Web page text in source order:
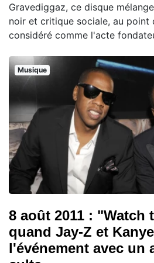
Gravediggaz, ce disque
noir et critique sociale, au point
considéré comme l'acte
Musique
8 août 2011 : "Watch
quand Jay-Z et
l'événement avec un